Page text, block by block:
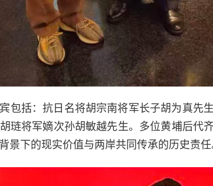
包括：抗日名将胡宗南将军长子胡为真先
琏将军嫡次孙胡敏越先生。多位黄埔后代
景下的现实价值与两岸共同传承的历史责任